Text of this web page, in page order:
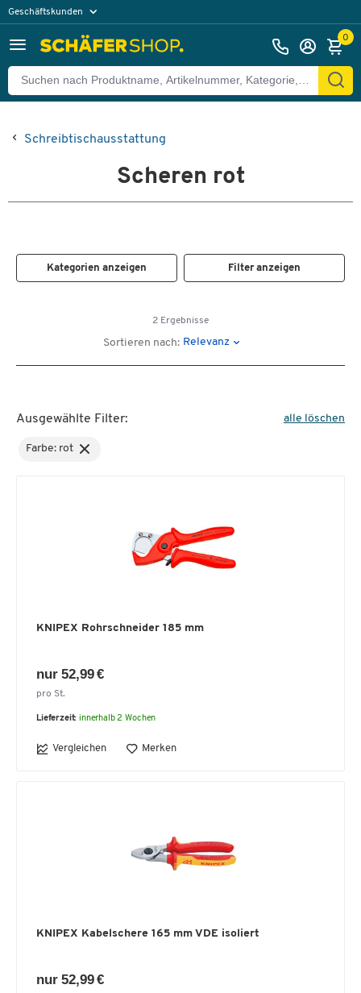
Geschäftskunden
0
Schreibtischausstattung
Scheren rot
Kategorien anzeigen Filter anzeigen
2 Ergebnisse
Sortieren nach: Relevanz
Ausgewählte Filter: alle löschen
Farbe: rot
KNIPEX Rohrschneider 185 mm
nur 52,99 €
pro St.
Lieferzeit: innerhalb 2 Wochen
Vergleichen Merken
KNIPEX Kabelschere 165 mm VDE isoliert
nur 52,99 €